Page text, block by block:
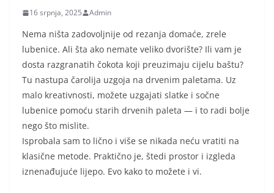
16 srpnja, 2025 Admin
Nema ništa zadovoljnije od rezanja domaće, zrele
lubenice. Ali šta ako nemate veliko dvorište? Ili vam je
dosta razgranatih čokota koji preuzimaju cijelu baštu?
Tu nastupa čarolija uzgoja na drvenim paletama. Uz
malo kreativnosti, možete uzgajati slatke i sočne
lubenice pomoću starih drvenih paleta — i to radi bolje
nego što mislite.
Isprobala sam to lično i više se nikada neću vratiti na
klasične metode. Praktično je, štedi prostor i izgleda
iznenađujuće lijepo. Evo kako to možete i vi.